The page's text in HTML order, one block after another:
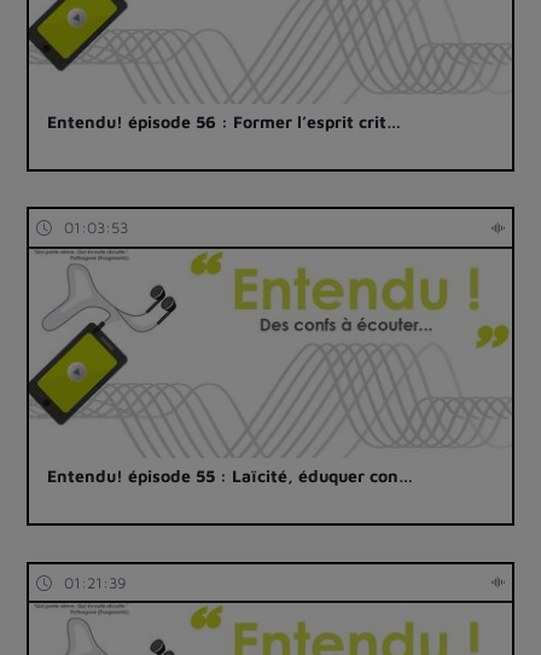
Entendu! épisode 56 : Former l’esprit crit…
01:03:53
Entendu! épisode 55 : Laïcité, éduquer con…
01:21:39